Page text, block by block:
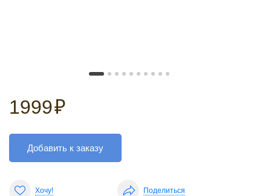
1999₽
Добавить к заказу
Хочу! Поделиться